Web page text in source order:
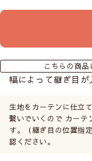
こちらの商
幅によって継ぎ目が
生地をカーテンに仕立
繋いでいくので カーテ
す。（継ぎ目の位置指
認ください。